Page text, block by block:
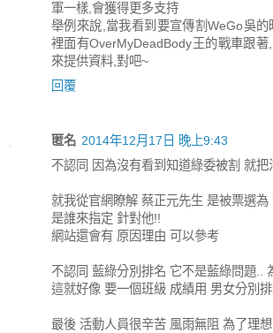
軍一樣,會獲得更多支持
舉例來說,當我看到要宣傳割WeGo吳
裡面有OverMyDeadBody王的戰車跟
來提供資料,對吧~
回覆
匿名 2014年12月17日 晚上9:43
不認同 因為沒有看到知道綠委被割 就
就我從官網瞭解 蔡正元先生 是被票選
是誰來指定 針對他!!
網站還會有 原因理由 可以參考
不認同 藍綠分別排名 它不是藍綠問題..
這就好像 要一個班級 成績用 男女分別
最後 活動人員很辛苦 風雨無阻 為了理